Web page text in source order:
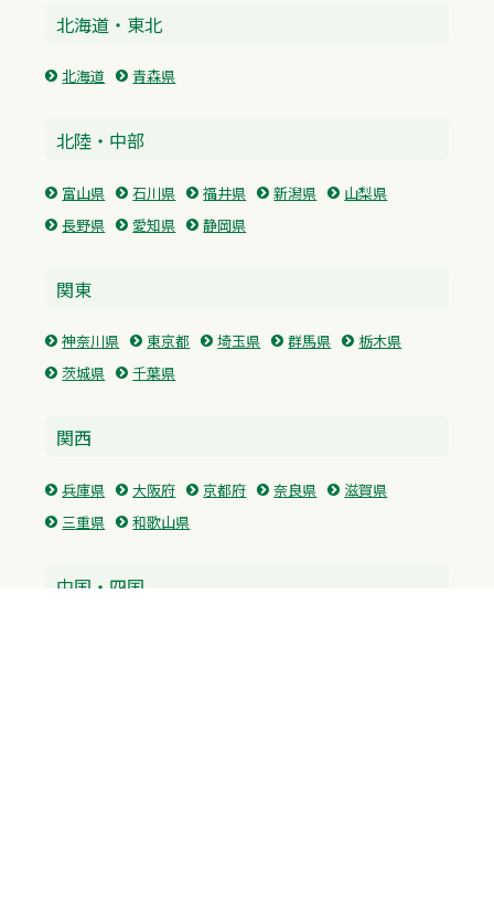
北海道・東北
北海道 青森県
北陸・中部
富山県 石川県 福井県 新潟県
山梨県
長野県
愛知県 静岡県
関東
神奈川県 東京都 埼玉県 群馬県
栃木県
茨城県
千葉県
関西
兵庫県 大阪府 京都府 奈良県
滋賀県
三重県
和歌山県
中国・四国